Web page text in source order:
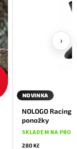
NOVINKA
NOLOGO
ponožky
SKLADEM NA
280 Kč
›